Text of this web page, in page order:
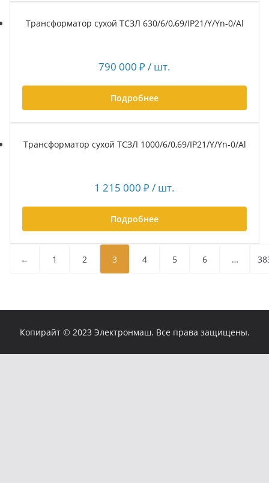
Трансформатор сухой ТСЗЛ 630/6/0,69/IP21/Y/Yn-0/Al
790 000 ₽ / шт.
Подробнее
Трансформатор сухой ТСЗЛ 1000/6/0,69/IP21/Y/Yn-0/Al
1 215 000 ₽ / шт.
Подробнее
← 1 2 3 4 5 6 …
Копирайт © 2023 Электронмаш. Все права защищены.